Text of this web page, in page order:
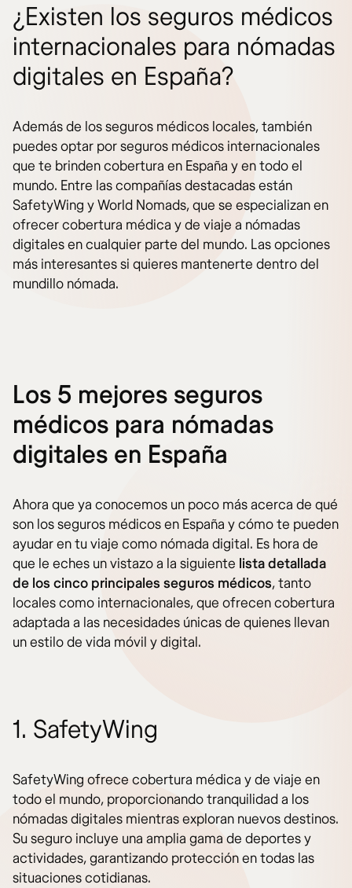
¿Existen los seguros médicos
internacionales para nómadas
digitales en España?
Además de los seguros médicos locales, también
puedes optar por seguros médicos internacionales
que te brinden cobertura en España y en todo el
mundo. Entre las compañías destacadas están
SafetyWing y World Nomads, que se especializan en
ofrecer cobertura médica y de viaje a nómadas
digitales en cualquier parte del mundo. Las opciones
más interesantes si quieres mantenerte dentro del
mundillo nómada.
Los 5 mejores seguros
médicos para nómadas
digitales en España
Ahora que ya conocemos un poco más acerca de qué
son los seguros médicos en España y cómo te pueden
ayudar en tu viaje como nómada digital. Es hora de
que le eches un vistazo a la siguiente lista detallada
de los cinco principales seguros médicos, tanto
locales como internacionales, que ofrecen cobertura
adaptada a las necesidades únicas de quienes llevan
un estilo de vida móvil y digital.
1. SafetyWing
SafetyWing ofrece cobertura médica y de viaje en
todo el mundo, proporcionando tranquilidad a los
nómadas digitales mientras exploran nuevos destinos.
Su seguro incluye una amplia gama de deportes y
actividades, garantizando protección en todas las
situaciones cotidianas.